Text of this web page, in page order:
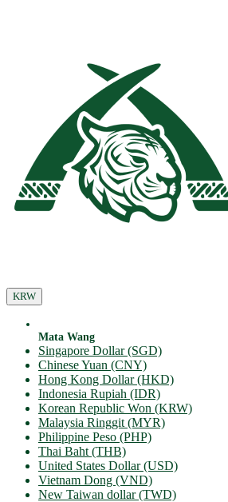
KRW
Mata Wang
Singapore Dollar (SGD)
Chinese Yuan (CNY)
Hong Kong Dollar (HKD)
Indonesia Rupiah (IDR)
Korean Republic Won (KRW)
Malaysia Ringgit (MYR)
Philippine Peso (PHP)
Thai Baht (THB)
United States Dollar (USD)
Vietnam Dong (VND)
New Taiwan dollar (TWD)